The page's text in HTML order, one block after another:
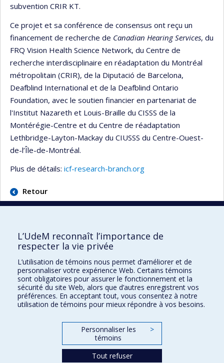
subvention CRIR KT.
Ce projet et sa conférence de consensus ont reçu un
financement de recherche de Canadian Hearing Services, du
FRQ Vision Health Science Network, du Centre de
recherche interdisciplinaire en réadaptation du Montréal
métropolitain (CRIR), de la Diputació de Barcelona, ​​
Deafblind International et de la Deafblind Ontario
Foundation, avec le soutien financier en partenariat de
l'Institut Nazareth et Louis-Braille du CISSS de la
Montérégie-Centre et du Centre de réadaptation
Lethbridge-Layton-Mackay du CIUSSS du Centre-Ouest-
de-l’Île-de-Montréal.
Plus de détails: icf-research-branch.org
Retour
École d'optométrie
3744 Jean-Brillant
Local 260-9
Montréal (Qc) H3T 1P1
L’UdeM reconnaît l’importance de
respecter la vie privée
L’utilisation de témoins nous permet d’améliorer et de
personnaliser votre expérience Web. Certains témoins
sont obligatoires pour assurer le fonctionnement et la
sécurité du site Web, alors que d’autres enregistrent vos
préférences. En acceptant tout, vous consentez à notre
utilisation de témoins pour mieux répondre à vos besoins.
Personnaliser les
témoins
>
Tout refuser